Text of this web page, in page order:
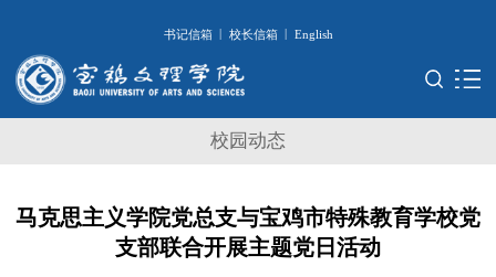
书记信箱 | 校长信箱 | English
校园动态
马克思主义学院党总支与宝鸡市特殊教育学校党
支部联合开展主题党日活动